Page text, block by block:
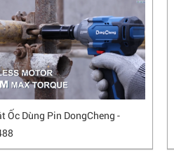
Ốc Dùng Pin DongCheng -